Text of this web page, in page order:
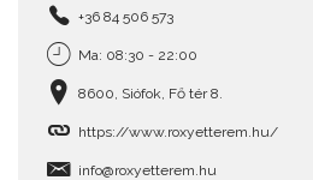
+36 84 506 573
Ma: 08:30 - 22:00
8600, Siófok, Fő tér 8.
https://www.roxyetterem.hu/
info@roxyetterem.hu